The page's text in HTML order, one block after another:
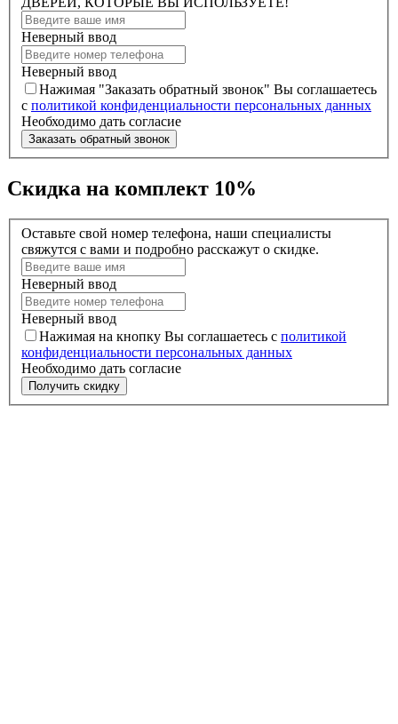
Неверный ввод
Неверный ввод
Нажимая "Заказать обратный звонок" Вы соглашаетесь
с политикой конфиденциальности персональных данных
Необходимо дать согласие
Заказать обратный звонок
Скидка на комплект 10%
Оставьте свой номер телефона, наши специалисты
свяжутся с вами и подробно расскажут о скидке.
Неверный ввод
Неверный ввод
Нажимая на кнопку Вы соглашаетесь с политикой
конфиденциальности персональных данных
Необходимо дать согласие
Получить скидку